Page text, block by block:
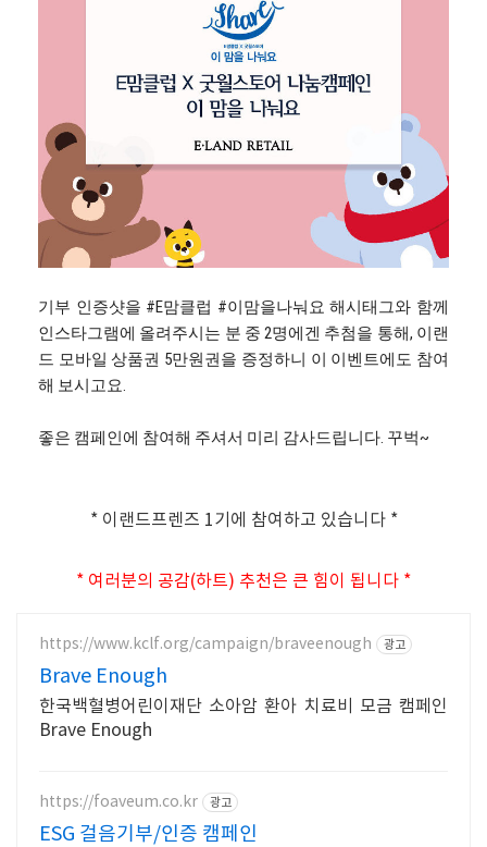
기부 인증샷을 #E맘클럽 #이맘을나눠요 해시태그와 함께
인스타그램에 올려주시는 분 중 2명에겐 추첨을 통해, 이랜
드 모바일 상품권 5만원권을 증정하니 이 이벤트에도 참여
해 보시고요.
좋은 캠페인에 참여해 주셔서 미리 감사드립니다. 꾸벅~
* 이랜드프렌즈 1기에 참여하고 있습니다 *
* 여러분의 공감(하트) 추천은 큰 힘이 됩니다 *
https://www.kclf.org/campaign/braveenough 광고
Brave Enough
한국백혈병어린이재단 소아암 환아 치료비 모금 캠페인
Brave Enough
https://foaveum.co.kr 광고
ESG 걸음기부/인증 캠페인